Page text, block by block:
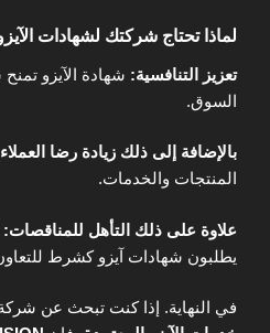
لماذا تحتاج شركتك لشهادات
تعزيز التنافسية: شهادة الآيزو
السوق.
بالإضافة إلى ذلك زيادة رضا
المنتجات والخدمات.
علاوة على ذلك التأهل للمناقصات:
يطلبون شهادات آيزو كشرط
في النهاية. إذا كنت تبحث عن